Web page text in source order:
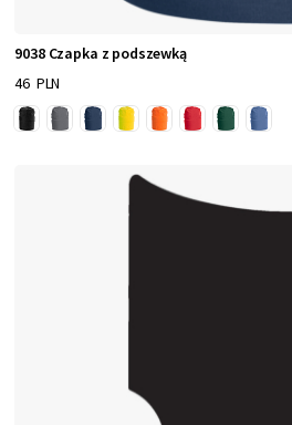
9038 Czapka z podszewką
46 PLN